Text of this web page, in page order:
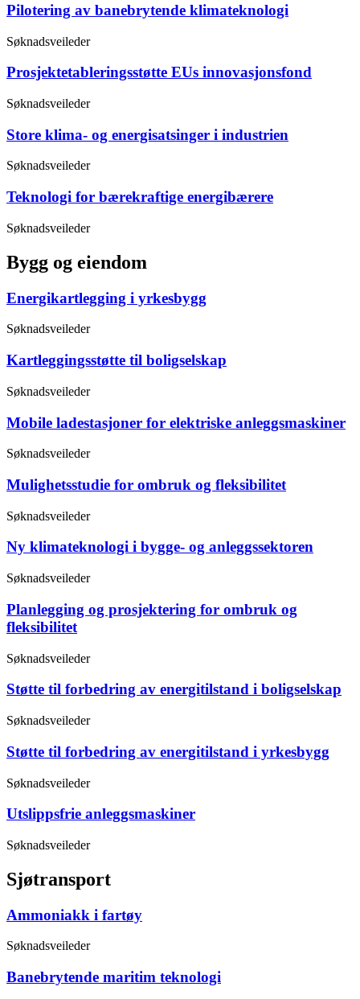
Pilotering av banebrytende klimateknologi
Søknadsveileder
Prosjektetableringsstøtte EUs innovasjonsfond
Søknadsveileder
Store klima- og energisatsinger i industrien
Søknadsveileder
Teknologi for bærekraftige energibærere
Søknadsveileder
Bygg og eiendom
Energikartlegging i yrkesbygg
Søknadsveileder
Kartleggingsstøtte til boligselskap
Søknadsveileder
Mobile ladestasjoner for elektriske anleggsmaskiner
Søknadsveileder
Mulighetsstudie for ombruk og fleksibilitet
Søknadsveileder
Ny klimateknologi i bygge- og anleggssektoren
Søknadsveileder
Planlegging og prosjektering for ombruk og
fleksibilitet
Søknadsveileder
Støtte til forbedring av energitilstand i boligselskap
Søknadsveileder
Støtte til forbedring av energitilstand i yrkesbygg
Søknadsveileder
Utslippsfrie anleggsmaskiner
Søknadsveileder
Sjøtransport
Ammoniakk i fartøy
Søknadsveileder
Banebrytende maritim teknologi